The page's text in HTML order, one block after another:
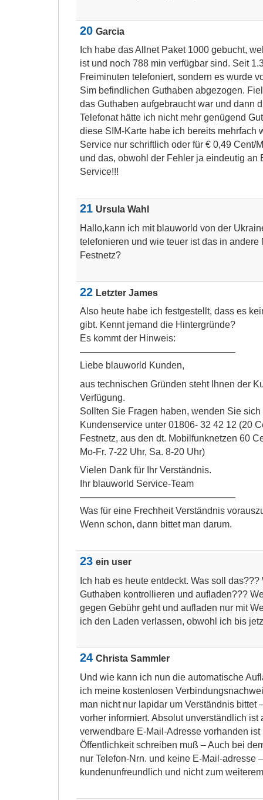
20 Garcia
Ich habe das Allnet Paket 1000 gebucht,
ist und noch 788 min verfügbar sind. Seit
Freiminuten telefoniert, sondern es wurde
Sim befindlichen Guthaben abgezogen.
das Guthaben aufgebraucht war und dann
Telefonat hätte ich nicht mehr genügend
diese SIM-Karte habe ich bereits mehrfach
Service nur schriftlich oder für € 0,49 Cent/
und das, obwohl der Fehler ja eindeutig an
Service!!!
21 Ursula Wahl
Hallo,kann ich mit blauworld von der
telefonieren und wie teuer ist das in andere
Festnetz?
22 Letzter James
Also heute habe ich festgestellt, dass es
gibt. Kennt jemand die Hintergründe?
Es kommt der Hinweis:
————————————————–
Liebe blauworld Kunden,
aus technischen Gründen steht Ihnen der
Verfügung.
Sollten Sie Fragen haben, wenden Sie
Kundenservice unter 01806- 32 42 12 (20
Festnetz, aus den dt. Mobilfunknetzen 60
Mo-Fr. 7-22 Uhr, Sa. 8-20 Uhr)
Vielen Dank für Ihr Verständnis.
Ihr blauworld Service-Team
————————————————–
Was für eine Frechheit Verständnis
Wenn schon, dann bittet man darum.
23 ein user
Ich hab es heute entdeckt. Was soll
Guthaben kontrollieren und aufladen???
gegen Gebühr geht und aufladen nur mit
ich den Laden verlassen, obwohl ich bis
24 Christa Sammler
Und wie kann ich nun die automatische
ich meine kostenlosen
man nicht nur lapidar um Verständnis bittet
vorher informiert. Absolut unverständlich
verwendbare E-Mail-Adresse vorhanden
Öffentlichkeit schreiben muß – Auch bei
nur Telefon-Nrn. und keine E-Mail-adresse
kundenunfreundlich und nicht zum